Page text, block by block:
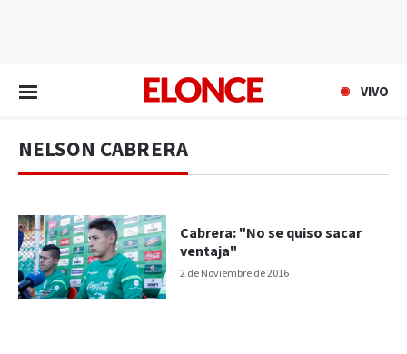
VIVO
NELSON CABRERA
2 de Noviembre de 2016
Cabrera: "No se quiso sacar
ventaja"